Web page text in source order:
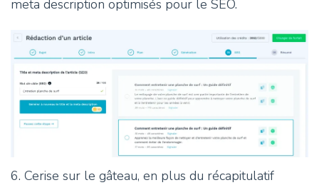
meta description optimisés pour le SEO.
6. Cerise sur le gâteau, en plus du récapitulatif